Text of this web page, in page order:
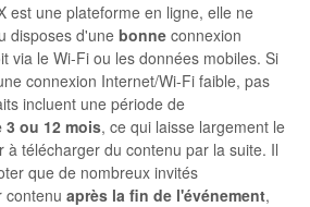
est une plateforme en ligne, elle ne
disposes d'une bonne connexion
via le Wi-Fi ou les données mobiles. Si
connexion Internet/Wi-Fi faible, pas
incluent une période de
3 ou 12 mois, ce qui laisse largement le
à télécharger du contenu par la suite. Il
que de nombreux invités
contenu après la fin de l'événement,